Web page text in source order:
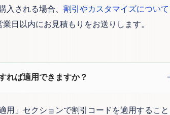
入される場合、 割引やカスタマイズについて
業日以内にお見積もりをお送りします。
れば適用できますか？
用」セクションで割引コードを適用すること